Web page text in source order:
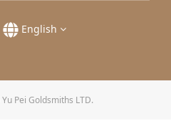
English
Pei Goldsmiths LTD.